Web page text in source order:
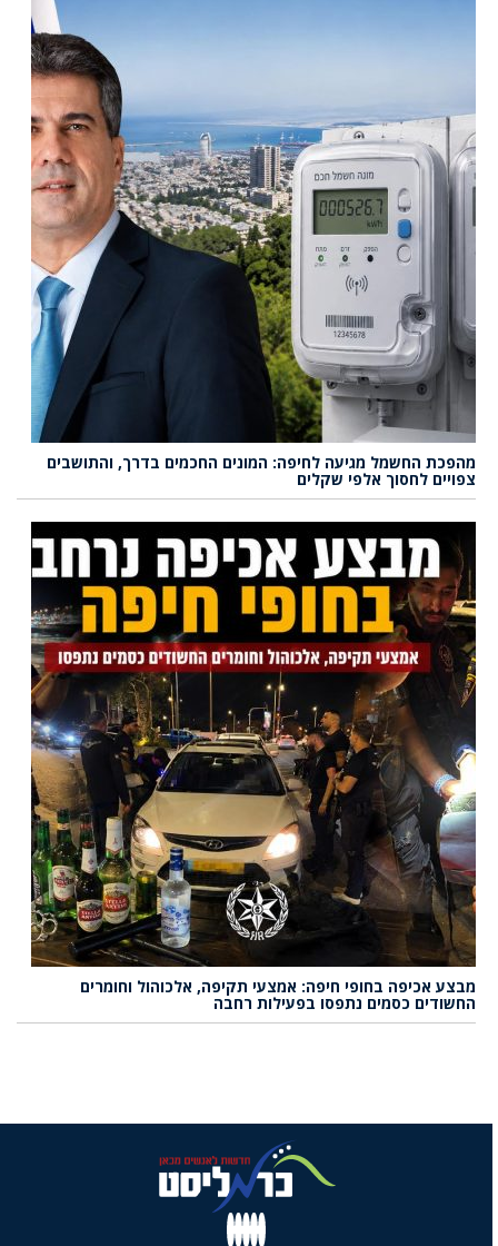
מהפכת החשמל מגיעה לחיפה: המונים החכמים בדרך, והתושבים
צפויים לחסוך אלפי שקלים
מבצע אכיפה בחופי חיפה: אמצעי תקיפה, אלכוהול וחומרים
החשודים כסמים נתפסו בפעילות רחבה